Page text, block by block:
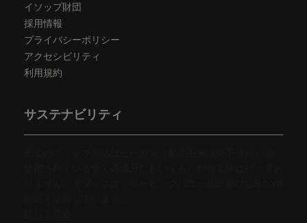
イソップ財団
採用情報
プライバシーポリシー
アクセシビリティ
利用規約
サステナビリティ